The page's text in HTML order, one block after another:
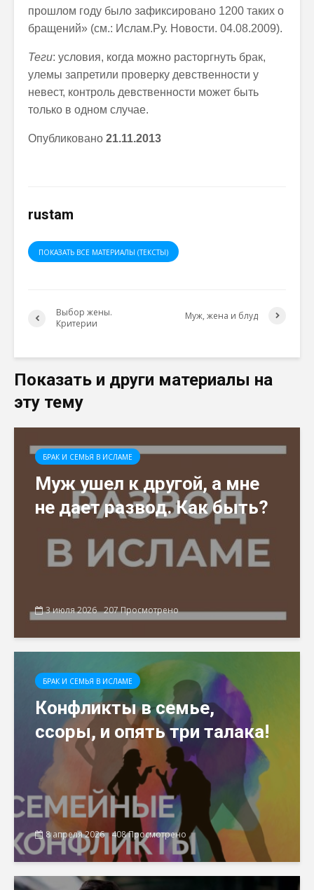
прошлом году было зафиксировано 1200 таких о
бращений» (см.: Ислам.Ру. Новости. 04.08.2009).
Теги: условия, когда можно расторгнуть брак,
улемы запретили проверку девственности у
невест, контроль девственности может быть
только в одном случае.
Опубликовано 21.11.2013
rustam
ПОКАЗАТЬ ВСЕ МАТЕРИАЛЫ (ТЕКСТЫ)
Выбор жены.
Критерии
Муж, жена и блуд
Показать и други материалы на
эту тему
БРАК И СЕМЬЯ В ИСЛАМЕ
Муж ушел к другой, а мне
не дает развод. Как быть?
3 июля 2026 207 Просмотрено
БРАК И СЕМЬЯ В ИСЛАМЕ
Конфликты в семье,
ссоры, и опять три талака!
8 апреля 2026 408 Просмотрено